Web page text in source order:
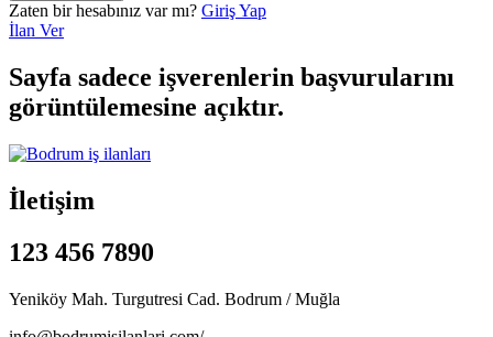
Zaten bir hesabınız var mı? Giriş Yap
İlan Ver
Sayfa sadece işverenlerin başvurularını
görüntülemesine açıktır.
İletişim
123 456 7890
Yeniköy Mah. Turgutresi Cad. Bodrum / Muğla